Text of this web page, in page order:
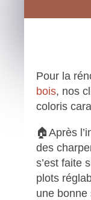
Pour la
bois, nos
coloris
🏠Après
des
s’est faite
plots
une bonne